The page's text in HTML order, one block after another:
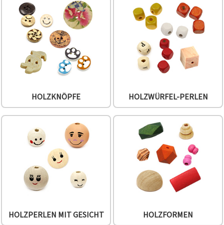
können Sie
jederzeit
ändern
widerrufen.
Impressum
Datenschutzerklärung
Richtlinie
Alle
Einstellungen
HOLZKNÖPFE HOLZWÜRFEL-PERLEN
HOLZPERLEN MIT GESICHT HOLZFORMEN